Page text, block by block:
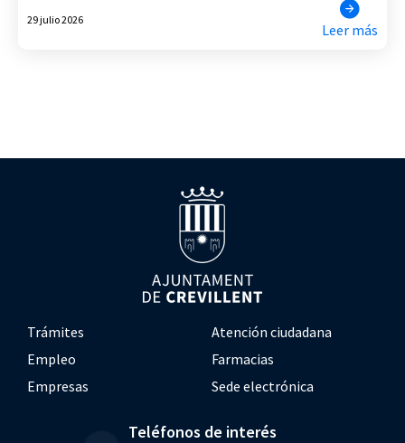
29 julio 2026
Leer más
Trámites
Atención ciudadana
Empleo
Farmacias
Empresas
Sede electrónica
Teléfonos de interés